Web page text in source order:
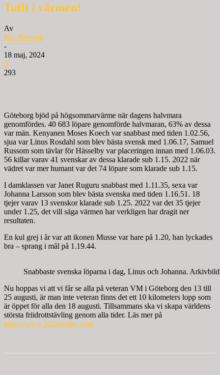
Tufft i värmen!
Av
BG Nilensjö
-
18 maj, 2024
0
293
Göteborg bjöd på högsommarvärme när dagens halvmara
genomfördes. 40 683 löpare genomförde halvmaran, 63% av dessa
var män. Kenyanen Moses Koech var snabbast med tiden 1.02.56,
sjua var Linus Rosdahl som blev bästa svensk med 1.06.17, Samuel
Russom som tävlar för Hässelby var placeringen innan med 1.06.03.
56 killar varav 41 svenskar av dessa klarade sub 1.15. 2022 när
vädret var mer humant var det 74 löpare som klarade sub 1.15.
I damklassen var Janet Ruguru snabbast med 1.11.35, sexa var
Johanna Larsson som blev bästa svenska med tiden 1.16.51. 18
tjejer varav 13 svenskor klarade sub 1.25. 2022 var det 35 tjejer
under 1.25, det vill säga värmen har verkligen har dragit ner
resultaten.
En kul grej i år var att ikonen Musse var hare på 1.20, han lyckades
bra – sprang i mål på 1.19.44.
Snabbaste svenska löparna i dag, Linus och Johanna.
Nu hoppas vi att vi får se alla på veteran VM i Göteborg den 13 till
25 augusti, är man inte veteran finns det ett 10 kilometers lopp som
är öppet för alla den 18 augusti. Tillsammans ska vi skapa världens
största friidrottstävling genom alla tider. Läs mer på
https://www.2024wmac.com